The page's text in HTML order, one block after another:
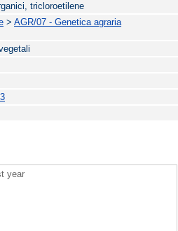
tricloroetilene
>AGR/07 - Genetica agraria
year